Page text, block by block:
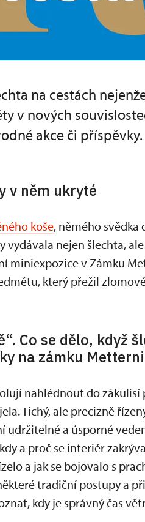
na cestách
v nových
akce či příspěvky.
v něm ukryté
koše, němého
vydávala nejen šlechta,
miniexpozice v Zámku
který přežil
Co se dělo, když
na zámku
nahlédnout do zákulisí
Tichý, ale precizně
udržitelné a úsporné
a proč se interiér
a jak se bojovalo s
tradiční postupy a
kdy je správný čas